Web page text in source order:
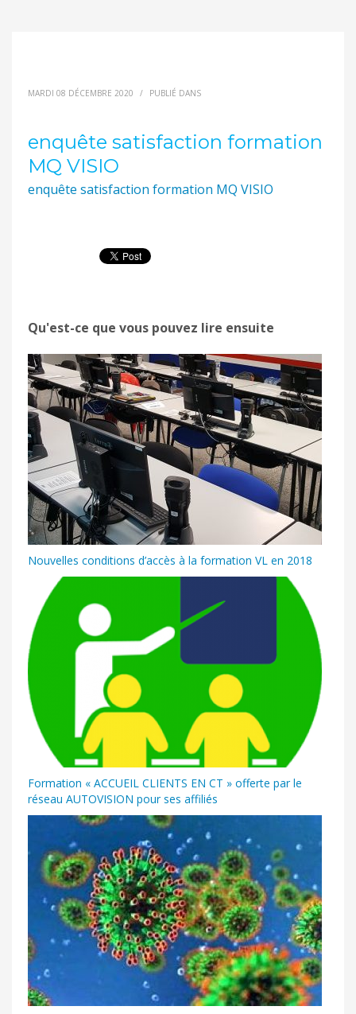
MARDI 08 DÉCEMBRE 2020 / PUBLIÉ DANS
enquête satisfaction formation
MQ VISIO
enquête satisfaction formation MQ VISIO
Qu'est-ce que vous pouvez lire ensuite
Nouvelles conditions d’accès à la formation VL en 2018
Formation « ACCUEIL CLIENTS EN CT » offerte par le
réseau AUTOVISION pour ses affiliés